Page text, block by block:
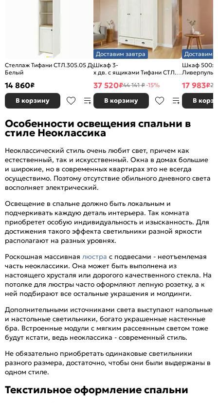
Стеллаж Тифани СТЛ.305.05 Дуб небраска/
Белый
14 860₽
В корзину
Доставим завтра
Шкаф 3-
х дв. с ящиками Тифани СТЛ.305.02 Дуб
37 520₽44 141 ₽-15%
В корзину
Доставим
Шкаф
Ливерпуль
17 983₽
В
Особенности освещения спальни в
стиле Неоклассика
Неоклассический стиль очень любит свет, причем как
естественный, так и искусственный. Окна в домах большие
и широкие, но в современных квартирах это не всегда
осуществимо. Поэтому отсутствие обильного дневного света
восполняет электрический.
Освещение в спальне должно быть локальным и
подчеркивать каждую деталь интерьера. Так комната
приобретет особую индивидуальность и изысканность. Для
достижения такого эффекта светильники разной яркости
располагают на разных уровнях.
Роскошная массивная люстра с подвесами - неотъемлемая
часть неоклассики. Она может быть выполнена из
настоящего хрусталя или дорогого качественного стекла. На
потолке для люстры часто оформляют лепную розетку, а к
ней подбирают все остальные украшения и молдинги.
Дополнительными источниками света выступают напольные
и настольные светильники, богато украшенные настенные
бра. Встроенные модули с мягким рассеянным светом тоже
будут кстати, ведь неоклассика - современный стиль.
Не обязательно приобретать одинаковые светильники
разного размера, достаточно, чтобы они были выдержаны в
одном стиле.
Текстильное оформление спальни